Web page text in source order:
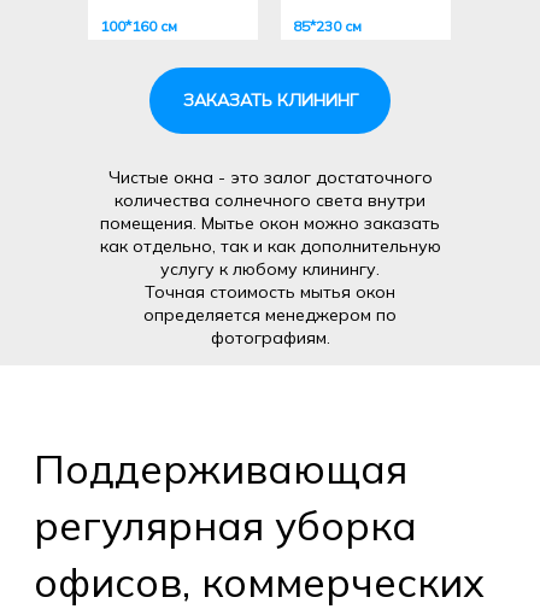
Чистые окна - это залог достаточного
количества солнечного света внутри
помещения. Мытье окон можно заказать
как отдельно, так и как дополнительную
услугу к любому клинингу.
Точная стоимость мытья окон
определяется менеджером по
фотографиям.
85*230 см
100*160 см
ЗАКАЗАТЬ КЛИНИНГ
© 2023, INHOME